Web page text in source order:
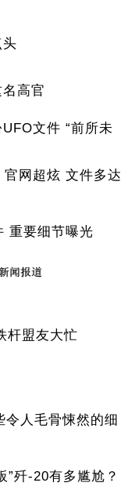
高官
文件 “前所未
网超炫 文件多达
重要细节曝光
杆盟友大忙
令人毛骨悚然的细
”歼-20有多尴尬？